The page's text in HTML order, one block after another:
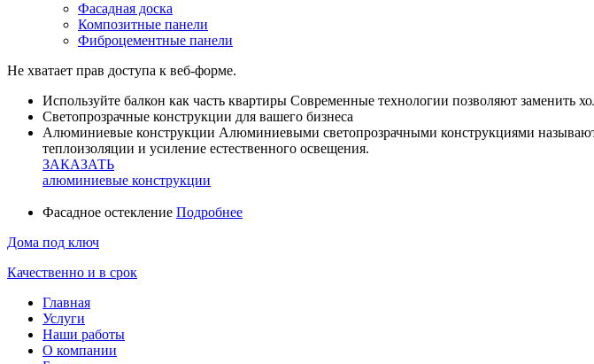
Фасадная доска
Композитные панели
Фиброцементные панели
Не хватает прав доступа к веб-форме.
Используйте балкон как часть квартиры Современные технологии позволяют заменить
Светопрозрачные конструкции для вашего бизнеса
Алюминиевые конструкции Алюминиевыми светопрозрачными конструкциями
теплоизоляции и усиление естественного освещения.
ЗАКАЗАТЬ
алюминиевые конструкции
Фасадное остекление Подробнее
Дома под ключ
Качественно и в срок
Главная
Услуги
Наши работы
О компании